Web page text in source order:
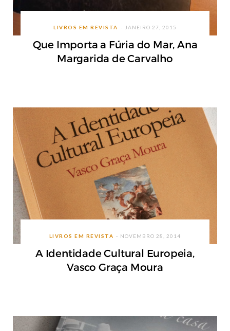
LIVROS EM REVISTA JANEIRO 27, 2015
Que Importa a Fúria do Mar, Ana
Margarida de Carvalho
LIVROS EM REVISTA NOVEMBRO 28, 2014
A Identidade Cultural Europeia,
Vasco Graça Moura